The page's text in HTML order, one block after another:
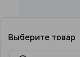
Выберите товар